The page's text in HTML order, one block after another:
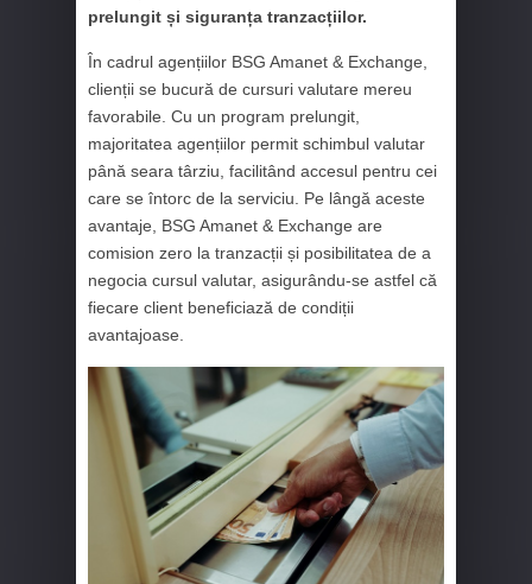
prelungit și siguranța tranzacțiilor.
În cadrul agențiilor BSG Amanet & Exchange,
clienții se bucură de cursuri valutare mereu
favorabile. Cu un program prelungit,
majoritatea agențiilor permit schimbul valutar
până seara târziu, facilitând accesul pentru cei
care se întorc de la serviciu. Pe lângă aceste
avantaje, BSG Amanet & Exchange are
comision zero la tranzacții și posibilitatea de a
negocia cursul valutar, asigurându-se astfel că
fiecare client beneficiază de condiții
avantajoase.